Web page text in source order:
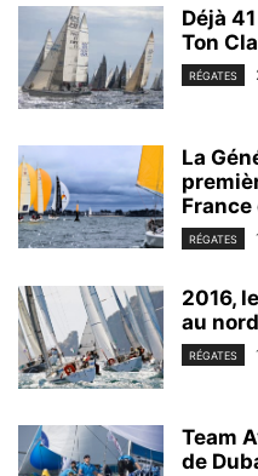
Déjà
Ton
RÉGATES
La
France
RÉGATES
2016,
au nord
RÉGATES
Team
de